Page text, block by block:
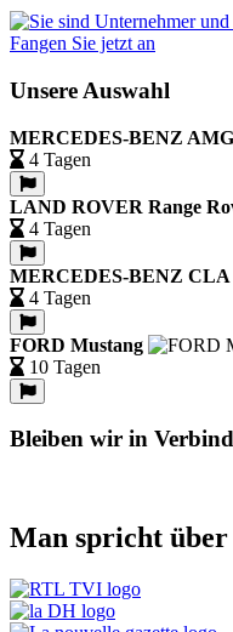
Fangen Sie jetzt an
Unsere Auswahl
MERCEDES-BENZ
4 Tagen
LAND ROVER Range
4 Tagen
MERCEDES-BENZ CLA
4 Tagen
FORD Mustang
10 Tagen
Bleiben wir in
Man spricht über